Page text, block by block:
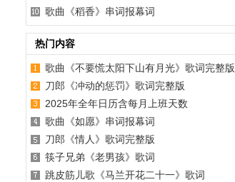
歌曲《稻香》串词报幕词
热门内容
歌曲《不要慌太阳下山有月光》歌词完整版
刀郎《冲动的惩罚》歌词完整版
2025年全年日历含每月上班天数
歌曲《如愿》串词报幕词
刀郎《情人》歌词完整版
筷子兄弟《老男孩》歌词
跳皮筋儿歌《马兰开花二十一》歌词